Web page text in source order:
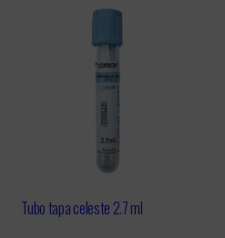
Tubo tapa celeste 2.7 ml